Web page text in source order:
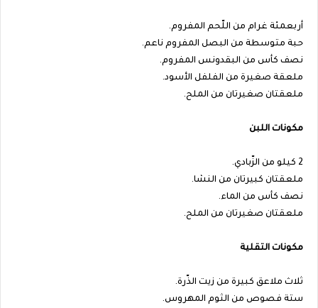
أربعمئة غرام من اللّحم المفروم.
حبة متوسطة من البصل المفروم ناعم.
نصف كأس من البقدونس المفروم.
ملعقة صغيرة من الفلفل الأسود.
ملعقتان صغيرتان من الملح.
مكونات اللبن
2 كيلو من الزّبادي.
ملعقتان كبيرتان من النشا.
نصف كأس من الماء.
ملعقتان صغيرتان من الملح.
مكونات التقلية
ثلاث ملاعق كبيرة من زيت الذّرة.
ستة فصوص من الثوم المهروس.